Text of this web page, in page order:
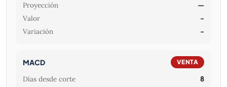
Proyección —
Valor -
Variación -
MACD VENTA
Días desde corte 8